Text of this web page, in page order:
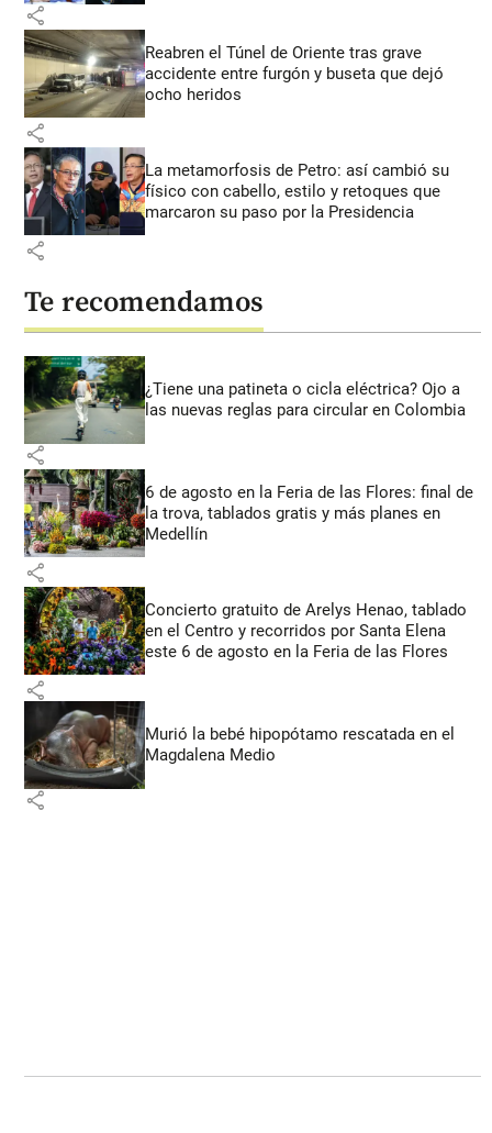
share
Reabren el Túnel de Oriente tras grave
accidente entre furgón y buseta que dejó
ocho heridos
share
La metamorfosis de Petro: así cambió su
físico con cabello, estilo y retoques que
marcaron su paso por la Presidencia
share
Te recomendamos
¿Tiene una patineta o cicla eléctrica? Ojo a
las nuevas reglas para circular en Colombia
share
6 de agosto en la Feria de las Flores: final de
la trova, tablados gratis y más planes en
Medellín
share
Concierto gratuito de Arelys Henao, tablado
en el Centro y recorridos por Santa Elena
este 6 de agosto en la Feria de las Flores
share
Murió la bebé hipopótamo rescatada en el
Magdalena Medio
share